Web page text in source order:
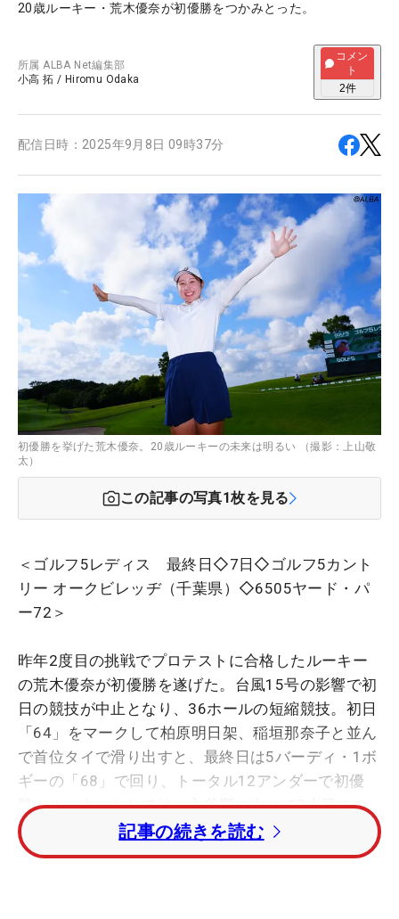
20歳ルーキー・荒木優奈が初優勝をつかみとった。
所属ALBA Net編集部
小高 拓 / Hiromu Odaka
コメン
ト
2件
配信日時： 2025年9月8日 09時37分
初優勝を挙げた荒木優奈。20歳ルーキーの未来は明るい （撮影：上山敬
太）
この記事の写真1枚を見る
＜ゴルフ5レディス 最終日◇7日◇ゴルフ5カント
リー オークビレッヂ（千葉県）◇6505ヤード・パ
ー72＞
昨年2度目の挑戦でプロテストに合格したルーキー
の荒木優奈が初優勝を遂げた。台風15号の影響で初
日の競技が中止となり、36ホールの短縮競技。初日
「64」をマークして柏原明日架、稲垣那奈子と並ん
で首位タイで滑り出すと、最終日は5バーディ・1ボ
ギーの「68」で回り、トータル12アンダーで初優
勝。ルーキーとしては、入谷響に次いで2人目のツ
アー優勝者となった。記事の続きを読む